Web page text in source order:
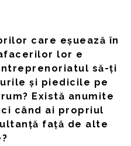
care eșuează în
lor e
să-ți
și piedicile pe
Există anumite
când ai propriul
față de alte